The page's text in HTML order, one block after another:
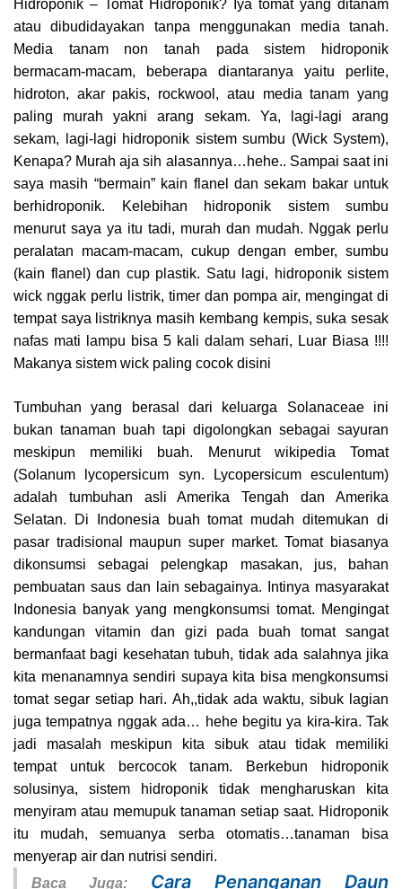
Hidroponik – Tomat Hidroponik? Iya tomat yang ditanam
atau dibudidayakan tanpa menggunakan media tanah.
Media tanam non tanah pada sistem hidroponik
bermacam-macam, beberapa diantaranya yaitu perlite,
hidroton, akar pakis, rockwool, atau media tanam yang
paling murah yakni arang sekam. Ya, lagi-lagi arang
sekam, lagi-lagi hidroponik sistem sumbu (Wick System),
Kenapa? Murah aja sih alasannya…hehe.. Sampai saat ini
saya masih “bermain” kain flanel dan sekam bakar untuk
berhidroponik. Kelebihan hidroponik sistem sumbu
menurut saya ya itu tadi, murah dan mudah. Nggak perlu
peralatan macam-macam, cukup dengan ember, sumbu
(kain flanel) dan cup plastik. Satu lagi, hidroponik sistem
wick nggak perlu listrik, timer dan pompa air, mengingat di
tempat saya listriknya masih kembang kempis, suka sesak
nafas mati lampu bisa 5 kali dalam sehari, Luar Biasa !!!!
Makanya sistem wick paling cocok disini
Tumbuhan yang berasal dari keluarga Solanaceae ini
bukan tanaman buah tapi digolongkan sebagai sayuran
meskipun memiliki buah. Menurut wikipedia Tomat
(Solanum lycopersicum syn. Lycopersicum esculentum)
adalah tumbuhan asli Amerika Tengah dan Amerika
Selatan. Di Indonesia buah tomat mudah ditemukan di
pasar tradisional maupun super market. Tomat biasanya
dikonsumsi sebagai pelengkap masakan, jus, bahan
pembuatan saus dan lain sebagainya. Intinya masyarakat
Indonesia banyak yang mengkonsumsi tomat. Mengingat
kandungan vitamin dan gizi pada buah tomat sangat
bermanfaat bagi kesehatan tubuh, tidak ada salahnya jika
kita menanamnya sendiri supaya kita bisa mengkonsumsi
tomat segar setiap hari. Ah,,tidak ada waktu, sibuk lagian
juga tempatnya nggak ada… hehe begitu ya kira-kira. Tak
jadi masalah meskipun kita sibuk atau tidak memiliki
tempat untuk bercocok tanam. Berkebun hidroponik
solusinya, sistem hidroponik tidak mengharuskan kita
menyiram atau memupuk tanaman setiap saat. Hidroponik
itu mudah, semuanya serba otomatis…tanaman bisa
menyerap air dan nutrisi sendiri.
Baca Juga: Cara Penanganan Daun